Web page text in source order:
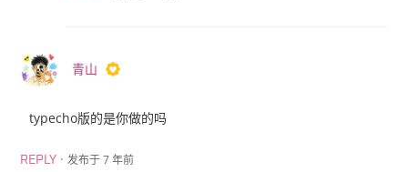
青山
typecho版的是你做的吗
REPLY · 发布于 7 年前